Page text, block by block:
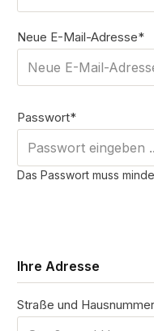
Neue E-Mail-Adresse*
Passwort*
Das Passwort muss
Ihre Adresse
Straße und